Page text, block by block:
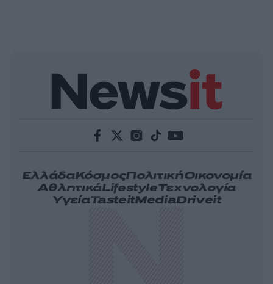
ΕλλάδαΚόσμοςΠολιτικήΟικονομία
ΑθλητικάLifestyleΤεχνολογία
ΥγείαTasteitMediaDriveit